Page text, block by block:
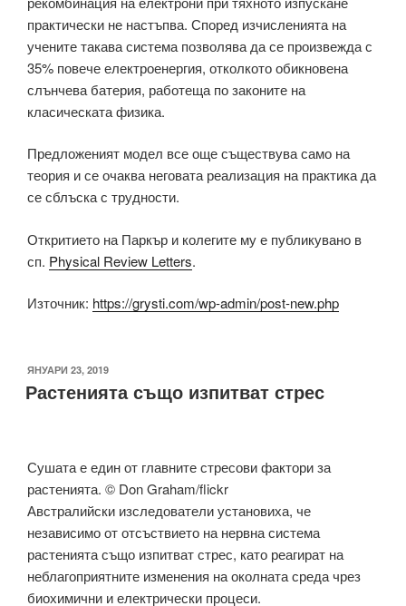
практически не настъпва. Според изчисленията на
учените такава система позволява да се произвежда с
35% повече електроенергия, отколкото обикновена
слънчева батерия, работеща по законите на
класическата физика.
Предложеният модел все още съществува само на
теория и се очаква неговата реализация на практика да
се сблъска с трудности.
Откритието на Паркър и колегите му е публикувано в
сп. Physical Review Letters.
Източник: https://grysti.com/wp-admin/post-new.php
ПУБЛИКУВАНО
НА
ЯНУАРИ 23, 2019
Растенията също изпитват стрес
Сушата е един от главните стресови фактори за
растенията. © Don Graham/flickr
Австралийски изследователи установиха, че
независимо от отсъствието на нервна система
растенията също изпитват стрес, като реагират на
неблагоприятните изменения на околната среда чрез
биохимични и електрически процеси.